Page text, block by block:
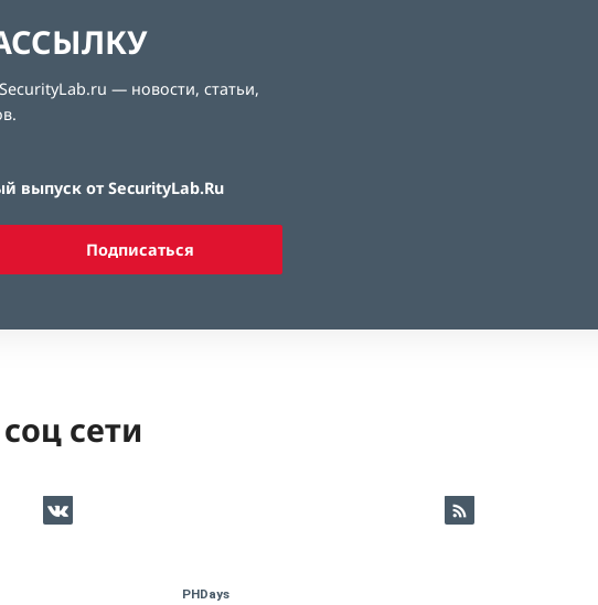
— новости, статьи,
выпуск от SecurityLab.Ru
Подписаться
сети
PHDays